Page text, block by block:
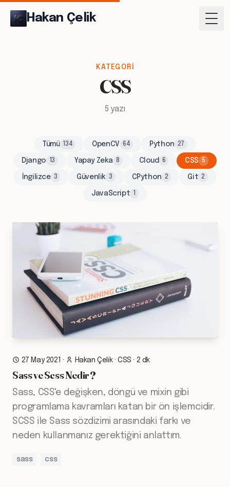
Hakan Çelik
KATEGORI
CSS
5 yazı
Tümü 134 OpenCV 64 Python 27
Django 13 Yapay Zeka 8 Cloud 6 CSS 5
İngilizce 3 Güvenlik 3 CPython 2 Git 2
JavaScript
27 May 2021 · Hakan Çelik·CSS · 2 dk
Sass ve Scss Nedir ?
Sass, CSS'e değişken, döngü ve mixin gibi
programlama kavramları katan bir ön işlemcidir.
SCSS ile Sass sözdizimi arasındaki farkı ve
neden kullanmanız gerektiğini anlattım.
sass css